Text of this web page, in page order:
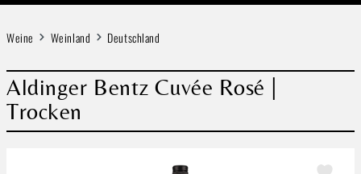
Weine Weinland Deutschland
Aldinger Bentz Cuvée Rosé |
Trocken